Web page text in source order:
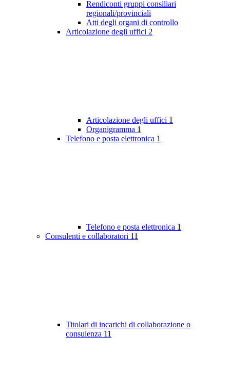
Rendiconti gruppi consiliari
regionali/provinciali
Atti degli organi di controllo
Articolazione degli uffici 2
Articolazione degli uffici 1
Organigramma 1
Telefono e posta elettronica 1
Telefono e posta elettronica 1
Consulenti e collaboratori 11
Titolari di incarichi di collaborazione o
consulenza 11